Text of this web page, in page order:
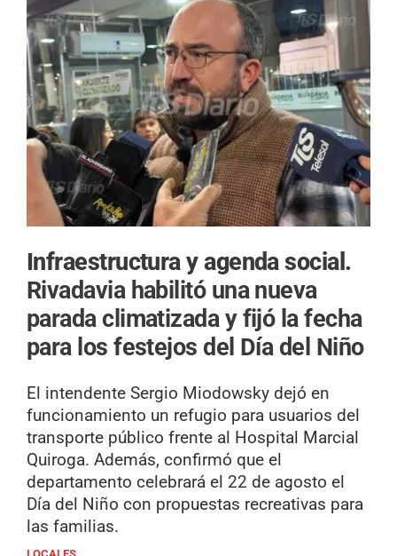
Infraestructura y agenda social.
Rivadavia habilitó una nueva
parada climatizada y fijó la fecha
para los festejos del Día del Niño
El intendente Sergio Miodowsky dejó en
funcionamiento un refugio para usuarios del
transporte público frente al Hospital Marcial
Quiroga. Además, confirmó que el
departamento celebrará el 22 de agosto el
Día del Niño con propuestas recreativas para
las familias.